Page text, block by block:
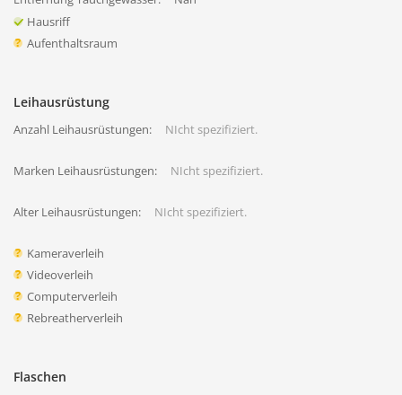
Hausriff
Aufenthaltsraum
Leihausrüstung
Anzahl Leihausrüstungen: NIcht spezifiziert.
Marken Leihausrüstungen: NIcht spezifiziert.
Alter Leihausrüstungen: NIcht spezifiziert.
Kameraverleih
Videoverleih
Computerverleih
Rebreatherverleih
Flaschen